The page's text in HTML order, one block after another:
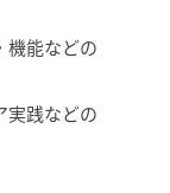
機能などの
実践などの